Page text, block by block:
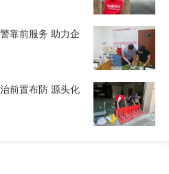
靠前服务 助力企
前置布防 源头化